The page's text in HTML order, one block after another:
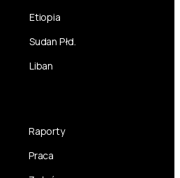
Etiopia
Sudan Płd.
Liban
Raporty
Praca